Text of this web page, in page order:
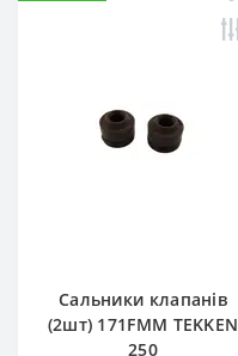
Сальники клапанів
(2шт) 171FMM TEKKEN
250